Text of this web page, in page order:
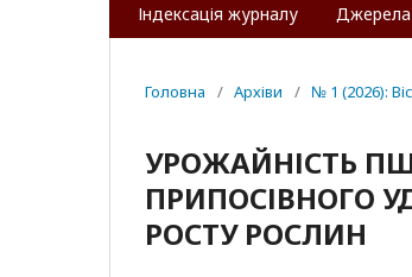
Індексація журналу Джерела
Головна / Архіви / № 1 (2026):
УРОЖАЙНІСТЬ
ПРИПОСІВНОГО
РОСТУ РОСЛИН